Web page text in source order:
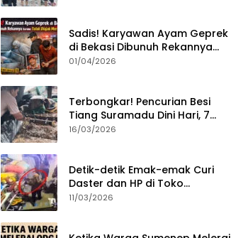
Sadis! Karyawan Ayam Geprek
di Bekasi Dibunuh Rekannya
karena Tolak Diajak Merampok
01/04/2026
Terbongkar! Pencurian Besi
Tiang Suramadu Dini Hari, 7
ABK Ditangkap Polisi
16/03/2026
Detik-detik Emak-emak Curi
Daster dan HP di Toko
Sumenep, Aksi Terekam CCTV
11/03/2026